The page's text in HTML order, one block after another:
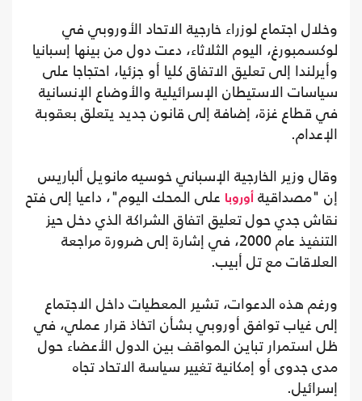
وخلال اجتماع لوزراء خارجية الاتحاد الأوروبي في
لوكسمبورغ، اليوم الثلاثاء، دعت دول من بينها إسبانيا
وأيرلندا إلى تعليق الاتفاق كليا أو جزئيا، احتجاجا على
سياسات الاستيطان الإسرائيلية والأوضاع الإنسانية
في قطاع غزة، إضافة إلى قانون جديد يتعلق بعقوبة
الإعدام.
وقال وزير الخارجية الإسباني خوسيه مانويل ألباريس
إن "مصداقية أوروبا على المحك اليوم"، داعيا إلى فتح
نقاش جدي حول تعليق اتفاق الشراكة الذي دخل حيز
التنفيذ عام 2000، في إشارة إلى ضرورة مراجعة
العلاقات مع تل أبيب.
ورغم هذه الدعوات، تشير المعطيات داخل الاجتماع
إلى غياب توافق أوروبي بشأن اتخاذ قرار عملي، في
ظل استمرار تباين المواقف بين الدول الأعضاء حول
مدى جدوى أو إمكانية تغيير سياسة الاتحاد تجاه
إسرائيل.